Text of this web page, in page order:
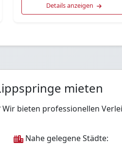
Details anzeigen
mieten
bieten professionellen
Nahe gelegene Städte: